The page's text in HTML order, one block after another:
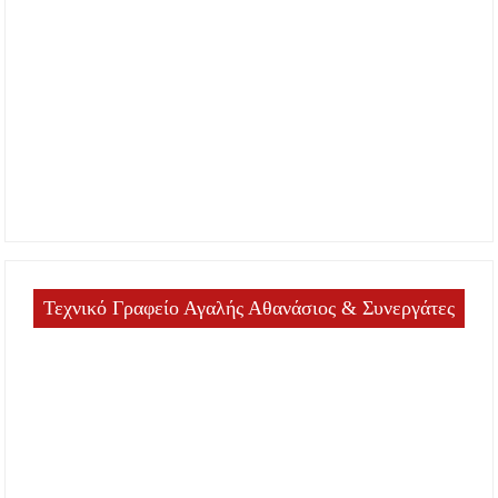
Τεχνικό Γραφείο Αγαλής Αθανάσιος & Συνεργάτες